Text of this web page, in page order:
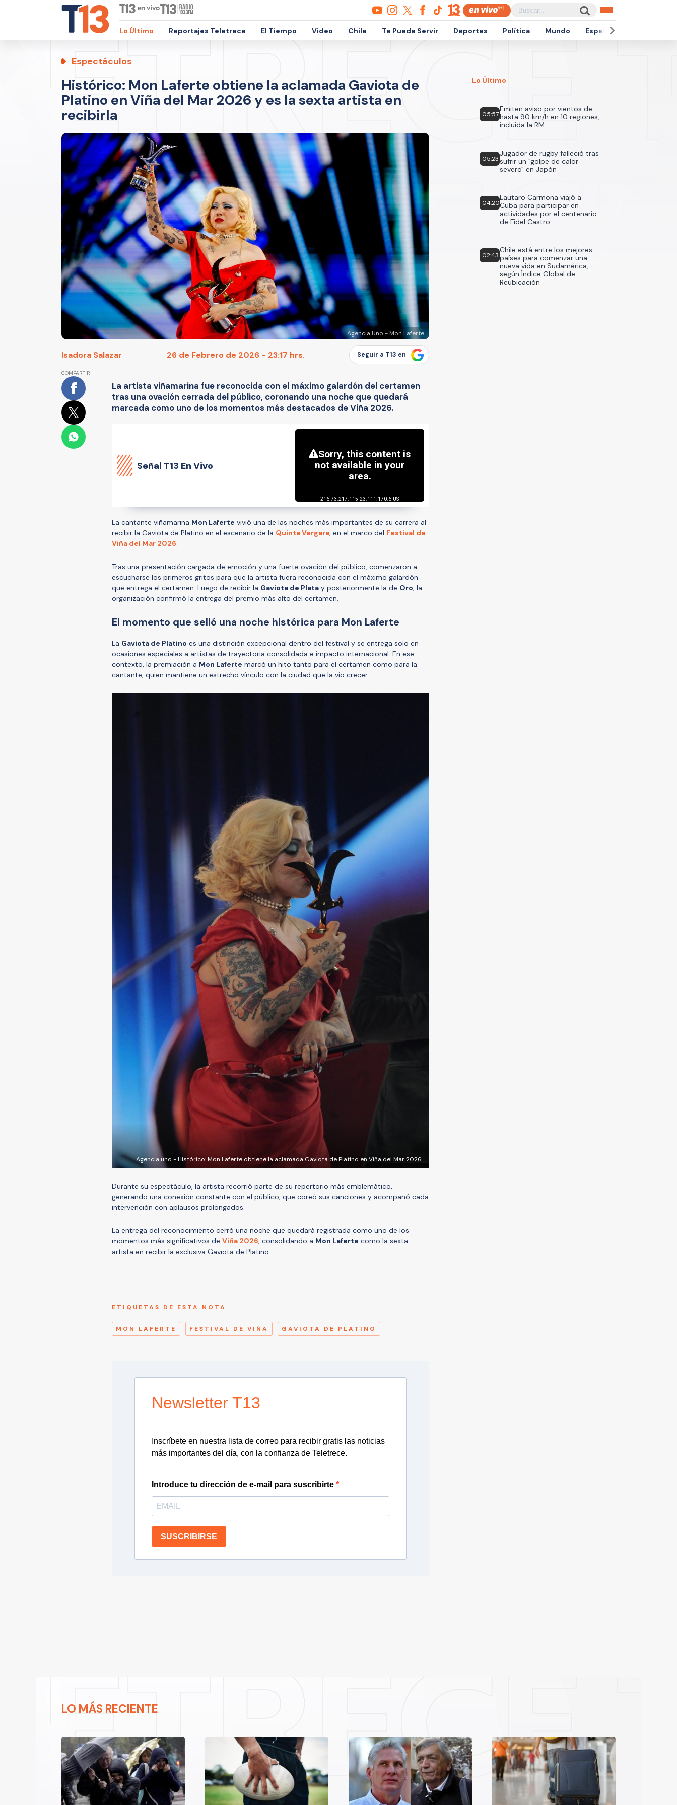
Lo Último Reportajes Teletrece El Tiempo Video Chile Te Puede Servir Deportes Política Mundo Espectáculos
Espectáculos
Histórico: Mon Laferte obtiene la aclamada Gaviota de
Platino en Viña del Mar 2026 y es la sexta artista en
recibirla
Agencia Uno - Mon Laferte
Isadora Salazar 26 de Febrero de 2026 - 23:17 hrs. Seguir a T13 en
COMPARTIR
La artista viñamarina fue reconocida con el máximo galardón del certamen
tras una ovación cerrada del público, coronando una noche que quedará
marcada como uno de los momentos más destacados de Viña 2026.
Señal T13 En Vivo
La cantante viñamarina Mon Laferte vivió una de las noches más importantes de su carrera al
recibir la Gaviota de Platino en el escenario de la Quinta Vergara, en el marco del Festival de
Viña del Mar 2026.
Tras una presentación cargada de emoción y una fuerte ovación del público, comenzaron a
escucharse los primeros gritos para que la artista fuera reconocida con el máximo galardón
que entrega el certamen. Luego de recibir la Gaviota de Plata y posteriormente la de Oro, la
organización confirmó la entrega del premio más alto del certamen.
El momento que selló una noche histórica para Mon Laferte
La Gaviota de Platino es una distinción excepcional dentro del festival y se entrega solo en
ocasiones especiales a artistas de trayectoria consolidada e impacto internacional. En ese
contexto, la premiación a Mon Laferte marcó un hito tanto para el certamen como para la
cantante, quien mantiene un estrecho vínculo con la ciudad que la vio crecer.
Agencia uno - Histórico: Mon Laferte obtiene la aclamada Gaviota de Platino en Viña del Mar 2026
Durante su espectáculo, la artista recorrió parte de su repertorio más emblemático,
generando una conexión constante con el público, que coreó sus canciones y acompañó cada
intervención con aplausos prolongados.
La entrega del reconocimiento cerró una noche que quedará registrada como uno de los
momentos más significativos de Viña 2026, consolidando a Mon Laferte como la sexta
artista en recibir la exclusiva Gaviota de Platino.
ETIQUETAS DE ESTA NOTA
MON LAFERTE FESTIVAL DE VIÑA GAVIOTA DE PLATINO
Newsletter T13
Inscríbete en nuestra lista de correo para recibir gratis las noticias
más importantes del día, con la confianza de Teletrece.
Introduce tu dirección de e-mail para suscribirte
SUSCRIBIRSE
Lo Último
05:57
Emiten aviso por vientos de
hasta 90 km/h en 10 regiones,
incluida la RM
05:23
Jugador de rugby falleció tras
sufrir un "golpe de calor
severo" en Japón
04:20
Lautaro Carmona viajó a
Cuba para participar en
actividades por el centenario
de Fidel Castro
02:43
Chile está entre los mejores
países para comenzar una
nueva vida en Sudamérica,
según Índice Global de
Reubicación
LO MÁS RECIENTE